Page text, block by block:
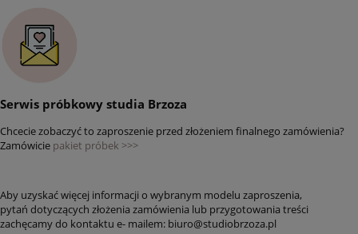
Serwis próbkowy studia Brzoza
Chcecie zobaczyć to zaproszenie przed złożeniem finalnego zamówienia?
Zamówicie pakiet próbek >>>
Aby uzyskać więcej informacji o wybranym modelu zaproszenia,
pytań dotyczących złożenia zamówienia lub przygotowania treści
zachęcamy do kontaktu e- mailem: biuro@studiobrzoza.pl